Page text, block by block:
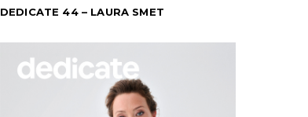
DEDICATE 44 – LAURA SMET